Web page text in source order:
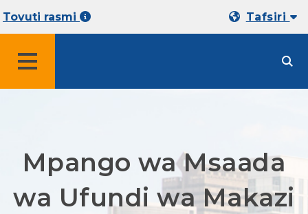
Tovuti rasmi Tafsiri
Mpango wa Msaada
wa Ufundi wa Makazi